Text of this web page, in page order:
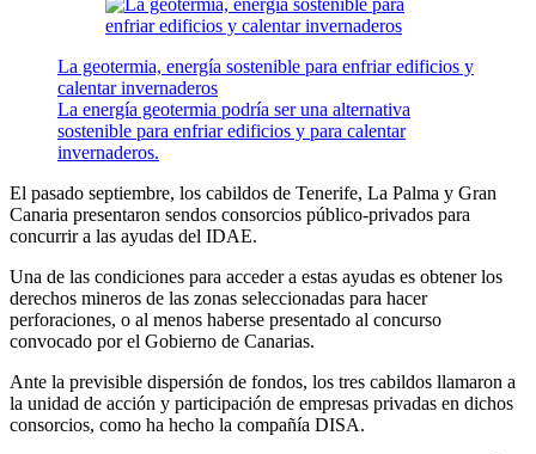
La geotermia, energía sostenible para enfriar edificios y
calentar invernaderos
La energía geotermia podría ser una alternativa
sostenible para enfriar edificios y para calentar
invernaderos.
El pasado septiembre, los cabildos de Tenerife, La Palma y Gran
Canaria presentaron sendos consorcios público-privados para
concurrir a las ayudas del IDAE.
Una de las condiciones para acceder a estas ayudas es obtener los
derechos mineros de las zonas seleccionadas para hacer
perforaciones, o al menos haberse presentado al concurso
convocado por el Gobierno de Canarias.
Ante la previsible dispersión de fondos, los tres cabildos llamaron a
la unidad de acción y participación de empresas privadas en dichos
consorcios, como ha hecho la compañía DISA.